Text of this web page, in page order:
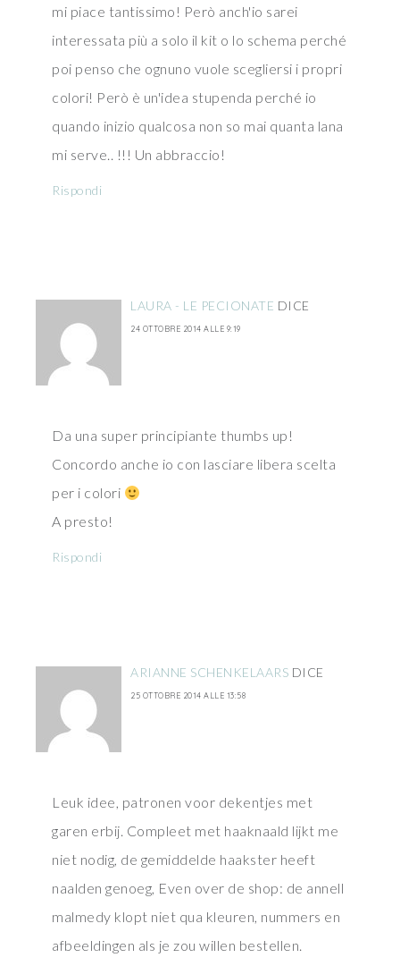
mi piace tantissimo! Però anch'io sarei
interessata più a solo il kit o lo schema perché
poi penso che ognuno vuole scegliersi i propri
colori! Però è un'idea stupenda perché io
quando inizio qualcosa non so mai quanta lana
mi serve.. !!! Un abbraccio!
Rispondi
LAURA - LE PECIONATE DICE
24 OTTOBRE 2014 ALLE 9:19
Da una super principiante thumbs up!
Concordo anche io con lasciare libera scelta
per i colori
A presto!
Rispondi
ARIANNE SCHENKELAARS DICE
25 OTTOBRE 2014 ALLE 13:58
Leuk idee, patronen voor dekentjes met
garen erbij. Compleet met haaknaald lijkt me
niet nodig, de gemiddelde haakster heeft
naalden genoeg, Even over de shop: de annell
malmedy klopt niet qua kleuren, nummers en
afbeeldingen als je zou willen bestellen.